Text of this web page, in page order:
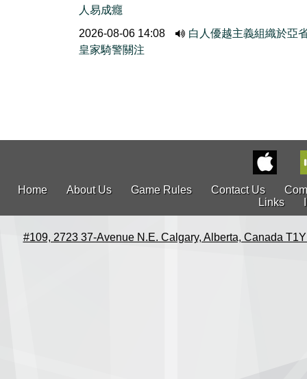
人易成癮
2026-08-06 14:08
白人優越主義組織於亞
皇家騎警關注
Home About Us Game Rules Contact Us
Links
#109, 2723 37-Avenue N.E. Calgary, Alberta, Canada